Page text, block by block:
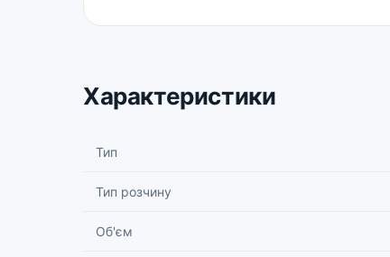
Характеристики
Тип
Тип розчину
Об'єм